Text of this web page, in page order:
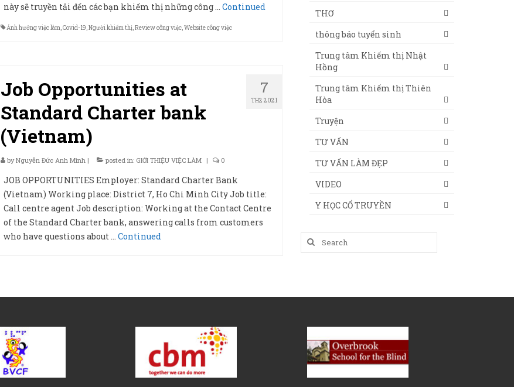
này sẽ truyền tải đến các bạn khiếm thị những công … Continued
Ảnh hưởng việc làm,Covid-19,Người khiếm thị,Review công việc,Website công việc
7
TH2 2021
Job Opportunities at
Standard Charter bank
(Vietnam)
byNguyễn Đức Anh Minh | posted in: GIỚI THIỆU VIỆC LÀM | 0
JOB OPPORTUNITIES Employer: Standard Charter Bank
(Vietnam) Working place: District 7, Ho Chi Minh City Job title:
Call centre agent Job description: Working at the Contact Centre
of the Standard Charter bank, answering calls from customers
who have questions about … Continued
THƠ
thông báo tuyển sinh
Trung tâm Khiếm thị Nhật
Hồng
Trung tâm Khiếm thị Thiên
Hòa
Truyện
TƯ VẤN
TƯ VẤN LÀM ĐẸP
VIDEO
Y HỌC CỔ TRUYỀN
Search
for: